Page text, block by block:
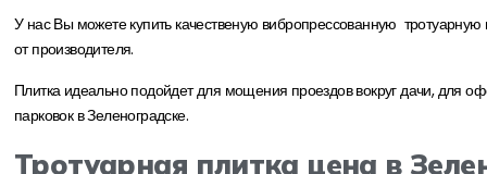
У нас Вы можете купить качественую вибропрессованную тротуарную
от производителя.
Плитка идеально подойдет для мощения проездов вокруг дачи, для
парковок в Зеленоградске.
Тротуарная плитка цена в